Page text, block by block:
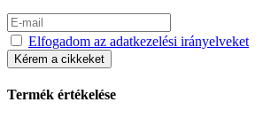
Elfogadom az adatkezelési irányelveket
Kérem a cikkeket
Termék értékelése